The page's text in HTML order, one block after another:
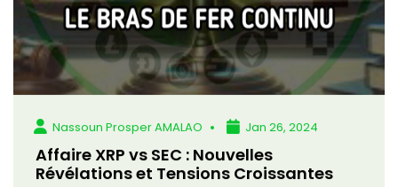
Nassoun Prosper AMALAO Jan 26, 2024
Affaire XRP vs SEC : Nouvelles
Révélations et Tensions Croissantes